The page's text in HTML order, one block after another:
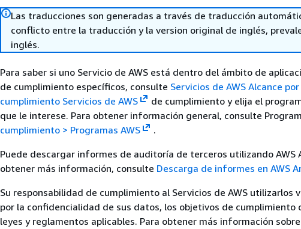
Las traducciones son generadas a través de traducción
conflicto entre la traducción y la version original de inglés,
inglés.
Para saber si uno Servicio de AWS está dentro del ámbito de
de cumplimiento específicos, consulte Servicios de AWS Alcance
cumplimiento Servicios de AWS
de cumplimiento y elija el
que le interese. Para obtener información general, consulte
cumplimiento > Programas AWS
.
Puede descargar informes de auditoría de terceros utilizando AWS
obtener más información, consulte Descarga de informes en AWS
Su responsabilidad de cumplimiento al Servicios de AWS utilizarlos
por la confidencialidad de sus datos, los objetivos de cumplimiento
leyes y reglamentos aplicables. Para obtener más información